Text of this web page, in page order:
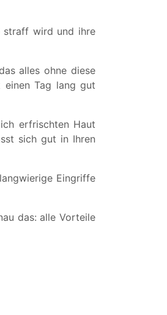
straff wird und ihre
alles ohne diese
einen Tag lang gut
erfrischten Haut
sich gut in Ihren
Eingriffe
das: alle Vorteile